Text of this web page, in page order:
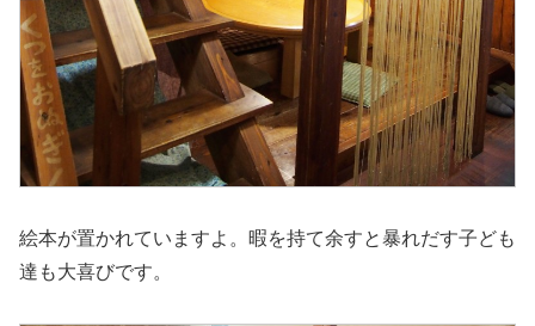
絵本が置かれていますよ。暇を持て余すと暴れだす子ども
達も大喜びです。